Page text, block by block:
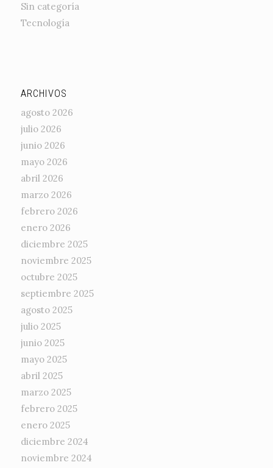
Sin categoría
Tecnología
ARCHIVOS
agosto 2026
julio 2026
junio 2026
mayo 2026
abril 2026
marzo 2026
febrero 2026
enero 2026
diciembre 2025
noviembre 2025
octubre 2025
septiembre 2025
agosto 2025
julio 2025
junio 2025
mayo 2025
abril 2025
marzo 2025
febrero 2025
enero 2025
diciembre 2024
noviembre 2024